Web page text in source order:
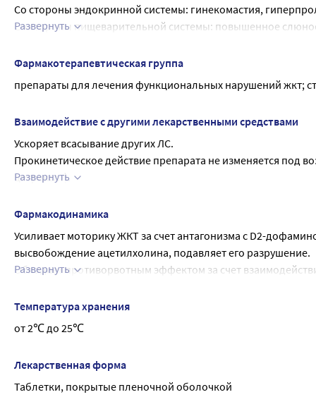
Со стороны эндокринной системы: гинекомастия,
Со стороны пищеварительной системы: повышенное
Со стороны нервной системы: головная боль, нарушение
Аллергические реакции: крапивница, анафилактический
Лабораторные показатели: повышение активности АСТ,
Развернуть
Фармакотерапевтическая группа
препараты для лечения функциональных нарушений жкт;
Взаимодействие с другими лекарственными средствами
Ускоряет всасывание других ЛС.
Прокинетическое действие препарата не изменяется под
цетраксат).
Холиномиметическое воздействие итоприда может
Развернуть
Фармакодинамика
Усиливает моторику ЖКТ за счет антагонизма с D2-
высвобождение ацетилхолина, подавляет его разрушение.
Обладает противорвотным эффектом за счет
Активирует пропульсивную моторику желудка за счет
ацетилхолинэстеразы.
Оказывает специфическое действие на верхние отделы
Развернуть
Температура хранения
от 2℃ до 25℃
Лекарственная форма
Таблетки, покрытые пленочной оболочкой